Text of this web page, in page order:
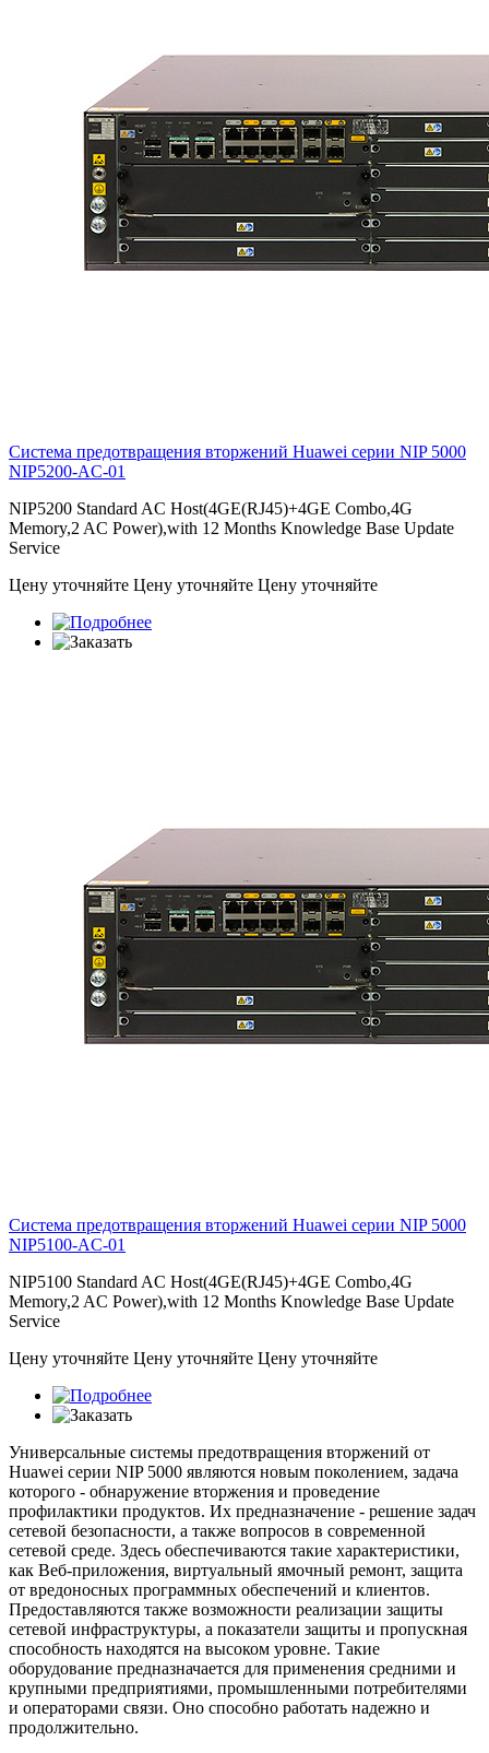
Система предотвращения вторжений Huawei серии NIP 5000
NIP5200-AC-01
NIP5200 Standard AC Host(4GE(RJ45)+4GE Combo,4G
Memory,2 AC Power),with 12 Months Knowledge Base Update
Service
Цену уточняйте Цену уточняйте Цену уточняйте
Система предотвращения вторжений Huawei серии NIP 5000
NIP5100-AC-01
NIP5100 Standard AC Host(4GE(RJ45)+4GE Combo,4G
Memory,2 AC Power),with 12 Months Knowledge Base Update
Service
Цену уточняйте Цену уточняйте Цену уточняйте
Универсальные системы предотвращения вторжений от
Huawei серии NIP 5000 являются новым поколением, задача
которого - обнаружение вторжения и проведение
профилактики продуктов. Их предназначение - решение задач
сетевой безопасности, а также вопросов в современной
сетевой среде. Здесь обеспечиваются такие характеристики,
как Веб-приложения, виртуальный ямочный ремонт, защита
от вредоносных программных обеспечений и клиентов.
Предоставляются также возможности реализации защиты
сетевой инфраструктуры, а показатели защиты и пропускная
способность находятся на высоком уровне. Такие
оборудование предназначается для применения средними и
крупными предприятиями, промышленными потребителями
и операторами связи. Оно способно работать надежно и
продолжительно.